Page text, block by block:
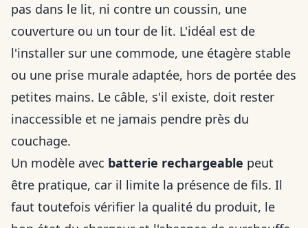
pas dans le lit, ni contre un coussin, une
couverture ou un tour de lit. L'idéal est de
l'installer sur une commode, une étagère stable
ou une prise murale adaptée, hors de portée des
petites mains. Le câble, s'il existe, doit rester
inaccessible et ne jamais pendre près du
couchage.
Un modèle avec batterie rechargeable peut
être pratique, car il limite la présence de fils. Il
faut toutefois vérifier la qualité du produit, le